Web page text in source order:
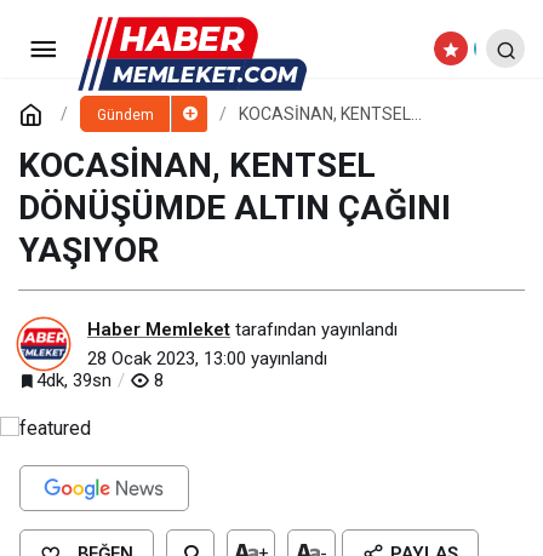
Gündem
KOCASİNAN, KENTSEL
YAŞIYOR
KOCASİNAN, KENTSEL
DÖNÜŞÜMDE ALTIN ÇAĞINI
YAŞIYOR
Haber Memleket tarafından yayınlandı
28 Ocak 2023, 13:00 yayınlandı
4dk, 39sn
8
BÜYÜKŞEHİR’DEN KIŞ BİLİM
KAMPIYorum Yap